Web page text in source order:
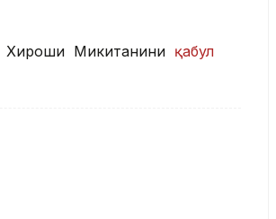
Хироши Микитанини қабул